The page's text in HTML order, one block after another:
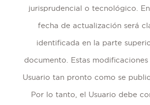
jurisprudencial o tecnológico.
fecha de actualización será
identificada en la parte
documento. Estas modificaciones
Usuario tan pronto como se
Por lo tanto, el Usuario debe